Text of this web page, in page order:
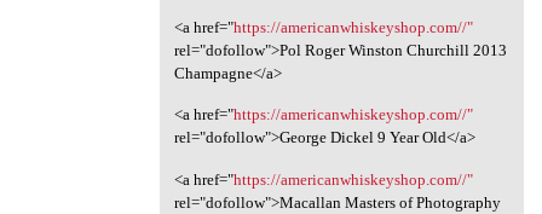
<a href="https://americanwhiskeyshop.com//"
rel="dofollow">Pol Roger Winston Churchill 2013
Champagne</a>
<a href="https://americanwhiskeyshop.com//"
rel="dofollow">George Dickel 9 Year Old</a>
<a href="https://americanwhiskeyshop.com//"
rel="dofollow">Macallan Masters of Photography